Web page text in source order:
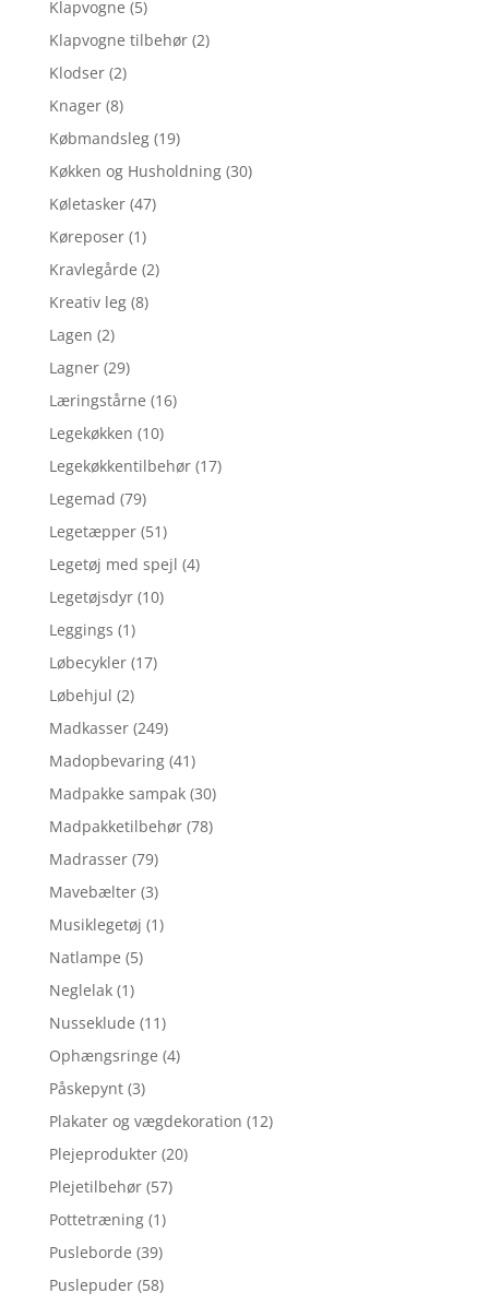
Klapvogne (5)
Klapvogne tilbehør (2)
Klodser (2)
Knager (8)
Købmandsleg (19)
Køkken og Husholdning (30)
Køletasker (47)
Køreposer (1)
Kravlegårde (2)
Kreativ leg (8)
Lagen (2)
Lagner (29)
Læringstårne (16)
Legekøkken (10)
Legekøkkentilbehør (17)
Legemad (79)
Legetæpper (51)
Legetøj med spejl (4)
Legetøjsdyr (10)
Leggings (1)
Løbecykler (17)
Løbehjul (2)
Madkasser (249)
Madopbevaring (41)
Madpakke sampak (30)
Madpakketilbehør (78)
Madrasser (79)
Mavebælter (3)
Musiklegetøj (1)
Natlampe (5)
Neglelak (1)
Nusseklude (11)
Ophængsringe (4)
Påskepynt (3)
Plakater og vægdekoration (12)
Plejeprodukter (20)
Plejetilbehør (57)
Pottetræning (1)
Pusleborde (39)
Puslepuder (58)